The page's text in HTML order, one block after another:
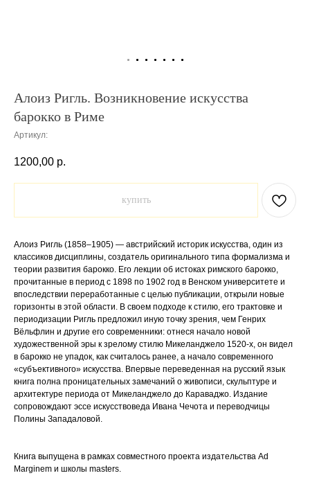
Алоиз Ригль. Возникновение искусства
барокко в Риме
Артикул:
1200,00 р.
купить
Алоиз Ригль (1858–1905) — австрийский историк искусства, один из
классиков дисциплины, создатель оригинального типа формализма и
теории развития барокко. Его лекции об истоках римского барокко,
прочитанные в период с 1898 по 1902 год в Венском университете и
впоследствии переработанные с целью публикации, открыли новые
горизонты в этой области. В своем подходе к стилю, его трактовке и
периодизации Ригль предложил иную точку зрения, чем Генрих
Вёльфлин и другие его современники: отнеся начало новой
художественной эры к зрелому стилю Микеланджело 1520-х, он видел
в барокко не упадок, как считалось ранее, а начало современного
«субъективного» искусства. Впервые переведенная на русский язык
книга полна проницательных замечаний о живописи, скульптуре и
архитектуре периода от Микеланджело до Караваджо. Издание
сопровождают эссе искусствоведа Ивана Чечота и переводчицы
Полины Западаловой.
Книга выпущена в рамках совместного проекта издательства Ad
Marginem и школы masters.